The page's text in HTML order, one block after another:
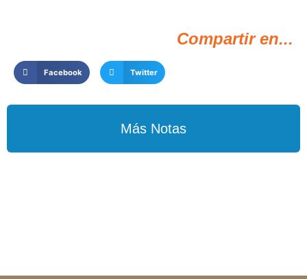
Compartir en...
Facebook Twitter
Más Notas